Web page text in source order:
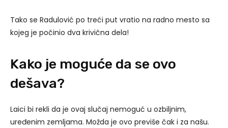
Tako se Radulović po treći put vratio na radno mesto sa
kojeg je počinio dva krivična dela!
Kako je moguće da se ovo
dešava?
Laici bi rekli da je ovaj slučaj nemoguć u ozbiljnim,
uređenim zemljama. Možda je ovo previše čak i za našu.